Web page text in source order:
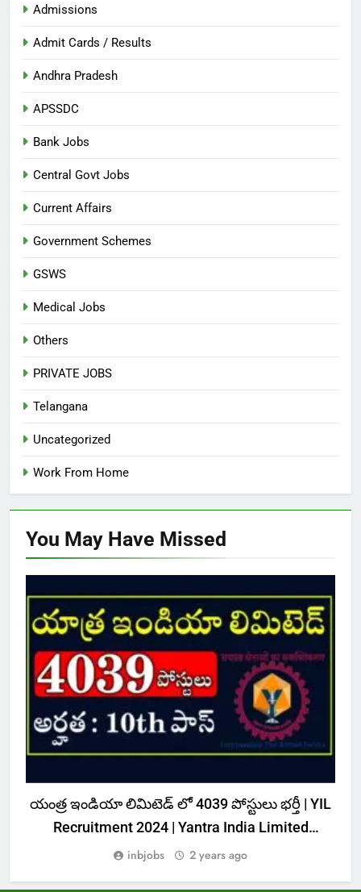
Admissions
Admit Cards / Results
Andhra Pradesh
APSSDC
Bank Jobs
Central Govt Jobs
Current Affairs
Government Schemes
GSWS
Medical Jobs
Others
PRIVATE JOBS
Telangana
Uncategorized
Work From Home
You May Have Missed
యంత్ర ఇండియా లిమిటెడ్ లో 4039 పోస్టులు భర్తీ | YIL
Recruitment 2024 | Yantra India Limited
Notification 2024 | Free jobs information in
inbjobs 2 years ago